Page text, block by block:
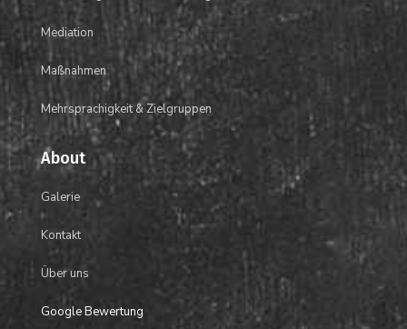
Mediation
Maßnahmen
Mehrsprachigkeit & Zielgruppen
About
Galerie
Kontakt
Über uns
Google Bewertung